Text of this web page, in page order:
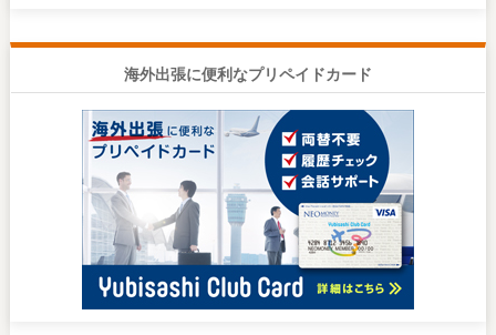
海外出張に便利なプリペイドカード